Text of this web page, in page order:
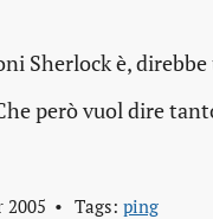
Sherlock è,
però vuol dire
2005 Tags: ping